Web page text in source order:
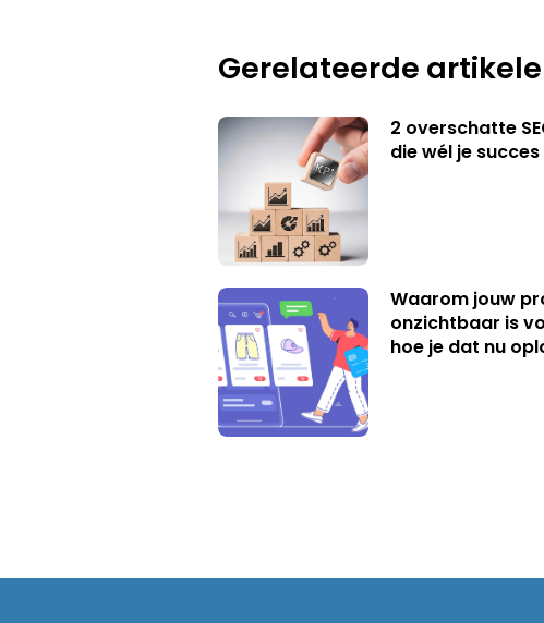
Gerelateerde
2 overschatte
die wél je
Waarom jouw
onzichtbaar is
hoe je dat nu